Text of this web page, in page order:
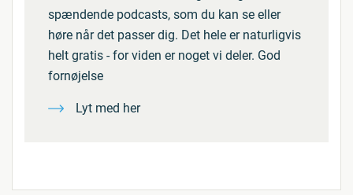
spændende podcasts, som du kan se eller
høre når det passer dig. Det hele er naturligvis
helt gratis - for viden er noget vi deler. God
fornøjelse
Lyt med her